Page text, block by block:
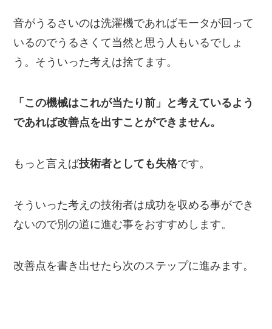
音がうるさいのは洗濯機であればモータが回って
いるのでうるさくて当然と思う人もいるでしょ
う。そういった考えは捨てます。
「この機械はこれが当たり前」と考えているよう
であれば改善点を出すことができません。
もっと言えば技術者としても失格です。
そういった考えの技術者は成功を収める事ができ
ないので別の道に進む事をおすすめします。
改善点を書き出せたら次のステップに進みます。